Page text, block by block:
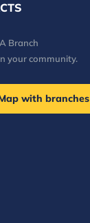
Branch
your community.
with branches